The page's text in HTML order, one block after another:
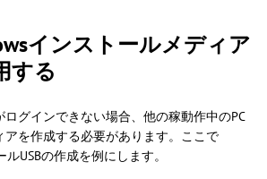
インストールメディア
する
ログインできない場合、他の稼動作中のPC
アを作成する必要があります。ここで
USBの作成を例にします。